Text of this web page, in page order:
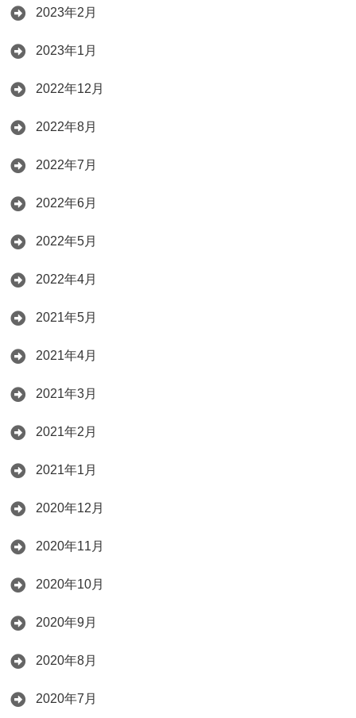
2023年2月
2023年1月
2022年12月
2022年8月
2022年7月
2022年6月
2022年5月
2022年4月
2021年5月
2021年4月
2021年3月
2021年2月
2021年1月
2020年12月
2020年11月
2020年10月
2020年9月
2020年8月
2020年7月